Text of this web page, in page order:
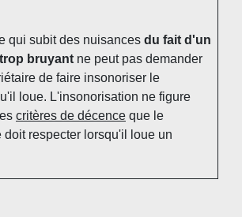
qui subit des nuisances du fait d'un
bruyant ne peut pas demander
de faire insonoriser le
loue. L'insonorisation ne figure
critères de décence que le
doit respecter lorsqu'il loue un